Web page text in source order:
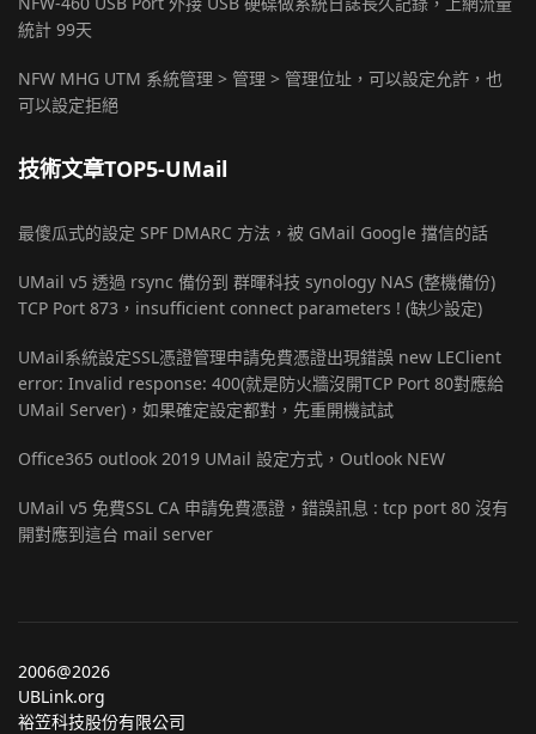
統計 99天
NFW MHG UTM 系統管理 > 管理 > 管理位址，可以設定允許，也
可以設定拒絕
技術文章TOP5-UMail
最傻瓜式的設定 SPF DMARC 方法，被 GMail Google 擋信的話
UMail v5 透過 rsync 備份到 群暉科技 synology NAS (整機備份)
TCP Port 873，insufficient connect parameters ! (缺少設定)
UMail系統設定SSL憑證管理申請免費憑證出現錯誤 new LEClient
error: Invalid response: 400(就是防火牆沒開TCP Port 80對應給
UMail Server)，如果確定設定都對，先重開機試試
Office365 outlook 2019 UMail 設定方式，Outlook NEW
UMail v5 免費SSL CA 申請免費憑證，錯誤訊息 : tcp port 80 沒有
開對應到這台 mail server
2006@2026
UBLink.org
裕笠科技股份有限公司